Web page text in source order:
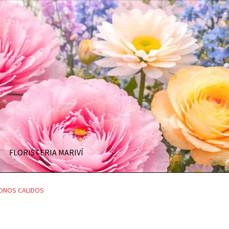
FLORISTERIA MARIVÍ
CALIDOS